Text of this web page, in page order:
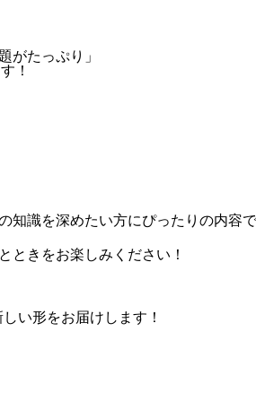
がたっぷり」
！
知識を深めたい方にぴったりの内容
ときをお楽しみください！
い形をお届けします！